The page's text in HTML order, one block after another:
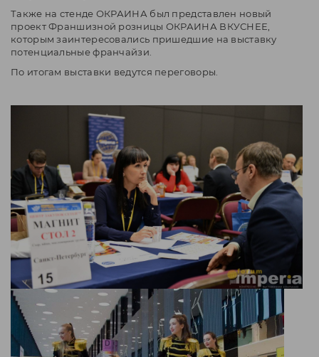
Также на стенде ОКРАИНА был представлен новый
проект Франшизной розницы ОКРАИНА ВКУСНЕЕ,
которым заинтересовались пришедшие на выставку
потенциальные франчайзи.
По итогам выставки ведутся переговоры.